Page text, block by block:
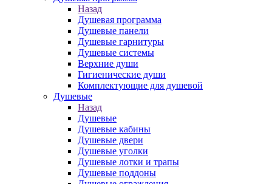
Назад
Душевая программа
Душевые панели
Душевые гарнитуры
Душевые системы
Верхние души
Гигиенические души
Комплектующие для душевой
Душевые
Назад
Душевые
Душевые кабины
Душевые двери
Душевые уголки
Душевые лотки и трапы
Душевые поддоны